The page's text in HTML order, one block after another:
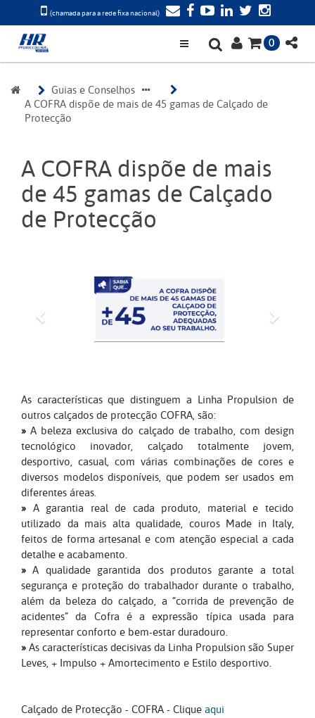
(chamada para a rede fixa nacional)
0
Guias e Conselhos
A COFRA dispõe de mais de 45 gamas de Calçado de
Protecção
A COFRA dispõe de mais
de 45 gamas de Calçado
de Protecção
As características que distinguem a Linha Propulsion de
outros calçados de protecção COFRA, são:
»A beleza exclusiva do calçado de trabalho, com design
tecnológico inovador, calçado totalmente jovem,
desportivo, casual, com várias combinações de cores e
diversos modelos disponíveis, que podem ser usados em
diferentes áreas.
» A garantia real de cada produto, material e tecido
utilizado da mais alta qualidade, couros Made in Italy,
feitos de forma artesanal e com atenção especial a cada
detalhe e acabamento.
»A qualidade garantida dos produtos garante a total
segurança e proteção do trabalhador durante o trabalho,
além da beleza do calçado, a “corrida de prevenção de
acidentes” da Cofra é a expressão típica usada para
representar conforto e bem-estar duradouro.
»As características decisivas da Linha Propulsion são Super
Leves, + Impulso + Amortecimento e Estilo desportivo.
Calçado de Protecção - COFRA - Cliqueaqui